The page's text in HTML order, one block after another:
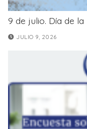
9 de julio. Día de
JULIO 9, 2026